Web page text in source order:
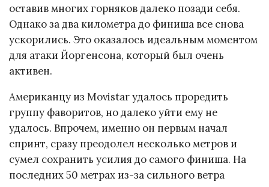
оставив многих горняков далеко позади себя.
Однако за два километра до финиша все снова
ускорились. Это оказалось идеальным моментом
для атаки Йоргенсона, который был очень
активен.
Американцу из Movistar удалось проредить
группу фаворитов, но далеко уйти ему не
удалось. Впрочем, именно он первым начал
спринт, сразу преодолел несколько метров и
сумел сохранить усилия до самого финиша. На
последних 50 метрах из-за сильного ветра